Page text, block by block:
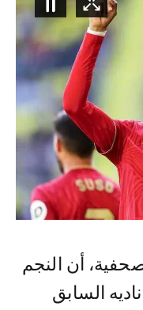
أن النجم
السابق